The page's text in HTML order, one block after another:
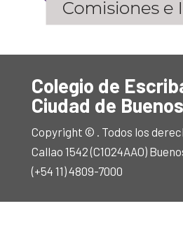
Colegio de
Ciudad de
Copyright © . Todos los
Callao 1542 (C1024AAO)
(+54 11) 4809-7000